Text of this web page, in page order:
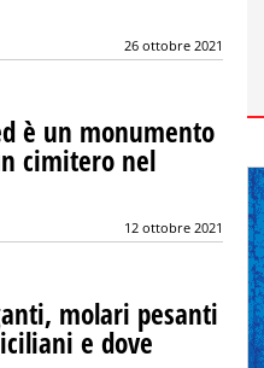
26 ottobre 2021
è un monumento
cimitero nel
12 ottobre 2021
molari pesanti
e dove